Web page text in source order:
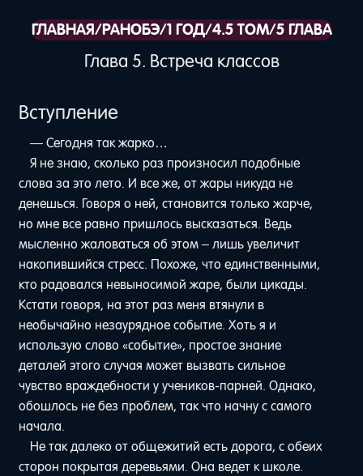
ГЛАВНАЯ/РАНОБЭ/1 ГОД/4.5 ТОМ/5 ГЛАВА
Глава 5. Встреча классов
Вступление
— Сегодня так жарко…
Я не знаю, сколько раз произносил подобные
слова за это лето. И все же, от жары никуда не
денешься. Говоря о ней, становится только жарче,
но мне все равно пришлось высказаться. Ведь
мысленно жаловаться об этом – лишь увеличит
накопившийся стресс. Похоже, что единственными,
кто радовался невыносимой жаре, были цикады.
Кстати говоря, на этот раз меня втянули в
необычайно незаурядное событие. Хоть я и
использую слово «событие», простое знание
деталей этого случая может вызвать сильное
чувство враждебности у учеников-парней. Однако,
обошлось не без проблем, так что начну с самого
начала.
Не так далеко от общежитий есть дорога, с обеих
сторон покрытая деревьями. Она ведет к школе.